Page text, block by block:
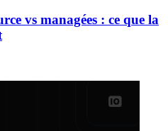
vs managées : ce que la